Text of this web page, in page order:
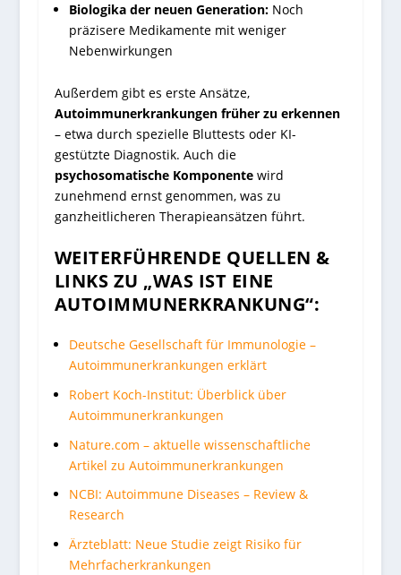
Biologika der neuen Generation:Noch
präzisere Medikamente mit weniger
Nebenwirkungen
Außerdem gibt es erste Ansätze,
Autoimmunerkrankungen früher zu erkennen
– etwa durch spezielle Bluttests oder KI-
gestützte Diagnostik. Auch die
psychosomatische Komponentewird
zunehmend ernst genommen, was zu
ganzheitlicheren Therapieansätzen führt.
WEITERFÜHRENDE QUELLEN &
LINKS ZU „WAS IST EINE
AUTOIMMUNERKRANKUNG“:
Deutsche Gesellschaft für Immunologie –
Autoimmunerkrankungen erklärt
Robert Koch-Institut: Überblick über
Autoimmunerkrankungen
Nature.com – aktuelle wissenschaftliche
Artikel zu Autoimmunerkrankungen
NCBI: Autoimmune Diseases – Review &
Research
Ärzteblatt: Neue Studie zeigt Risiko für
Mehrfacherkrankungen